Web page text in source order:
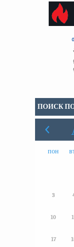
ПОИСК
пон
3
10
17